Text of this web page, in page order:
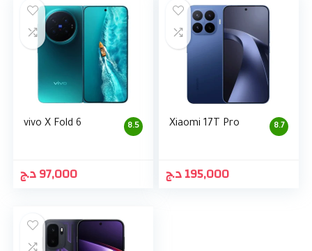
8.5
vivo X Fold 6
97,000د.ج
8.7
Xiaomi 17T Pro
195,000د.ج